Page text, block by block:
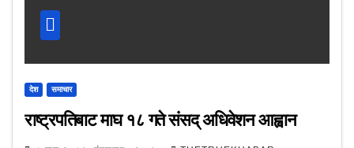
देश समाचार
राष्ट्रपतिबाट माघ १८ गते संसद् अधिवेशन आह्वान